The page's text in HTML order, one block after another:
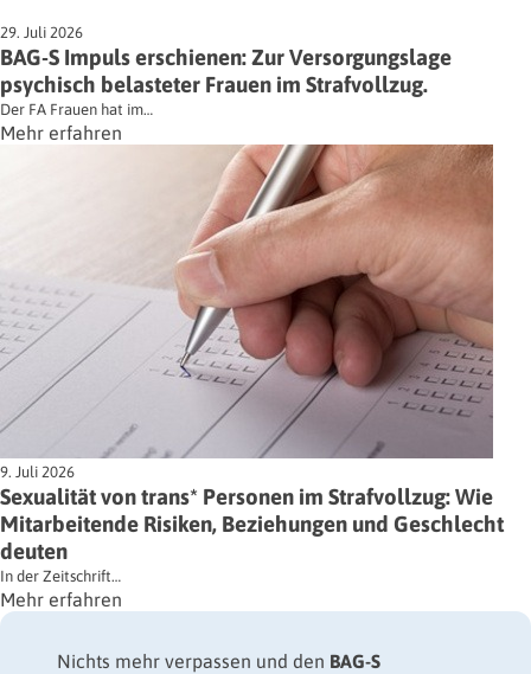
29. Juli 2026
BAG-S Impuls erschienen: Zur Versorgungslage
psychisch belasteter Frauen im Strafvollzug.
Der FA Frauen hat im…
Mehr erfahren
9. Juli 2026
Sexualität von trans* Personen im Strafvollzug: Wie
Mitarbeitende Risiken, Beziehungen und Geschlecht
deuten
In der Zeitschrift…
Mehr erfahren
Nichts mehr verpassen und den BAG-S